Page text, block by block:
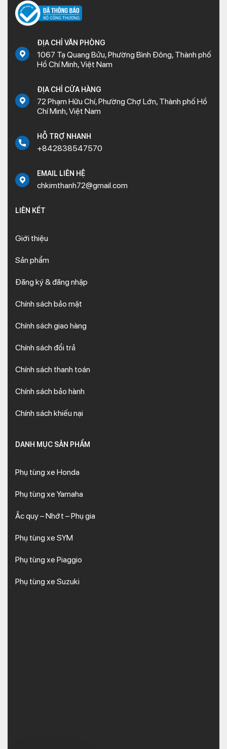
ĐỊA CHỈ VĂN PHÒNG
1067 Tạ Quang Bửu, Phường Bình Đông, Thành phố
Hồ Chí Minh, Việt Nam
ĐỊA CHỈ CỬA HÀNG
72 Phạm Hữu Chí, Phường Chợ Lớn, Thành phố Hồ
Chí Minh, Việt Nam
HỖ TRỢ NHANH
+842838547570
EMAIL LIÊN HỆ
chkimthanh72@gmail.com
LIÊN KẾT
Giới thiệu
Sản phẩm
Đăng ký & đăng nhập
Chính sách bảo mật
Chính sách giao hàng
Chính sách đổi trả
Chính sách thanh toán
Chính sách bảo hành
Chính sách khiếu nại
DANH MỤC SẢN PHẨM
Phụ tùng xe Honda
Phụ tùng xe Yamaha
Ắc quy – Nhớt – Phụ gia
Phụ tùng xe SYM
Phụ tùng xe Piaggio
Phụ tùng xe Suzuki